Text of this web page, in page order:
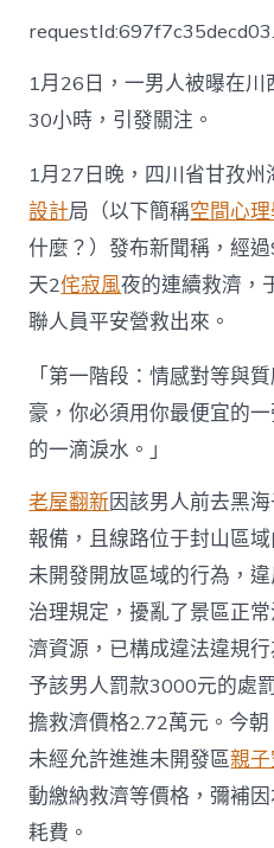
1月26日，一男人被曝在
30小時，引發關注。
1月27日晚，四川省甘孜州
設計局（以下簡稱空間心
什麼？）發布新聞稱，經
天2侘寂風夜的連續救濟，
聯人員平安營救出來。
「第一階段：情感對等與
豪，你必須用你最便宜的
的一滴淚水。」
老屋翻新因該男人前去黑
報備，且線路位于封山區
未開發開放區域的行為，
治理規定，擾亂了景區正
濟資源，已構成違法違規
予該男人罰款3000元的處
擔救濟價格2.72萬元。今
未經允許進進未開發區親
動繳納救濟等價格，彌補
耗費。